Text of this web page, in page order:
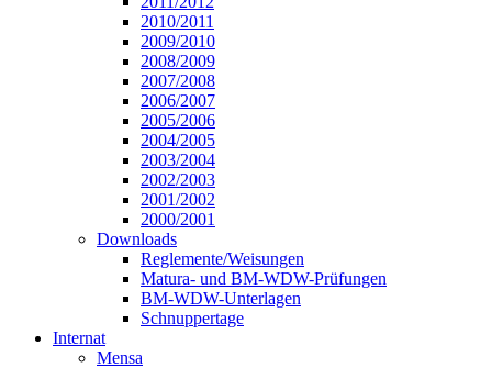
2010/2011
2009/2010
2008/2009
2007/2008
2006/2007
2005/2006
2004/2005
2003/2004
2002/2003
2001/2002
2000/2001
Downloads
Reglemente/Weisungen
Matura- und BM-WDW-Prüfungen
BM-WDW-Unterlagen
Schnuppertage
Internat
Mensa